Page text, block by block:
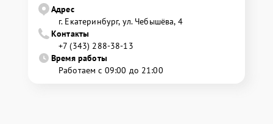
Адрес
г. Екатеринбург, ул. Чебышёва, 4
Контакты
+7 (343) 288-38-13
Время работы
Работаем с 09:00 до 21:00